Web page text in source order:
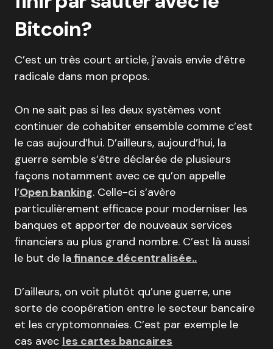
Bitcoin?
C’est un très court article, j’avais envie d’être
radicale dans mon propos.
On ne sait pas si les deux systèmes vont
continuer de cohabiter ensemble comme c’est
le cas aujourd’hui. D’ailleurs, aujourd’hui, la
guerre semble s’être déclarée de plusieurs
façons notamment avec ce qu’on appelle
l’Open banking. Celle-ci s’avère
particulièrement efficace pour moderniser les
banques et apporter de nouveaux services
financiers au plus grand nombre. C’est là aussi
le but de la finance décentralisée..
D’ailleurs, on voit plutôt qu’une guerre, une
sorte de coopération entre le secteur bancaire
et les cryptomonnaies. C’est par exemple le
cas avec les cartes bancaires